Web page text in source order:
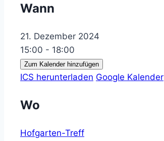
Wann
21. Dezember 2024
15:00 - 18:00
Zum Kalender hinzufügen
ICS herunterladen Google Kalender
Wo
Hofgarten-Treff